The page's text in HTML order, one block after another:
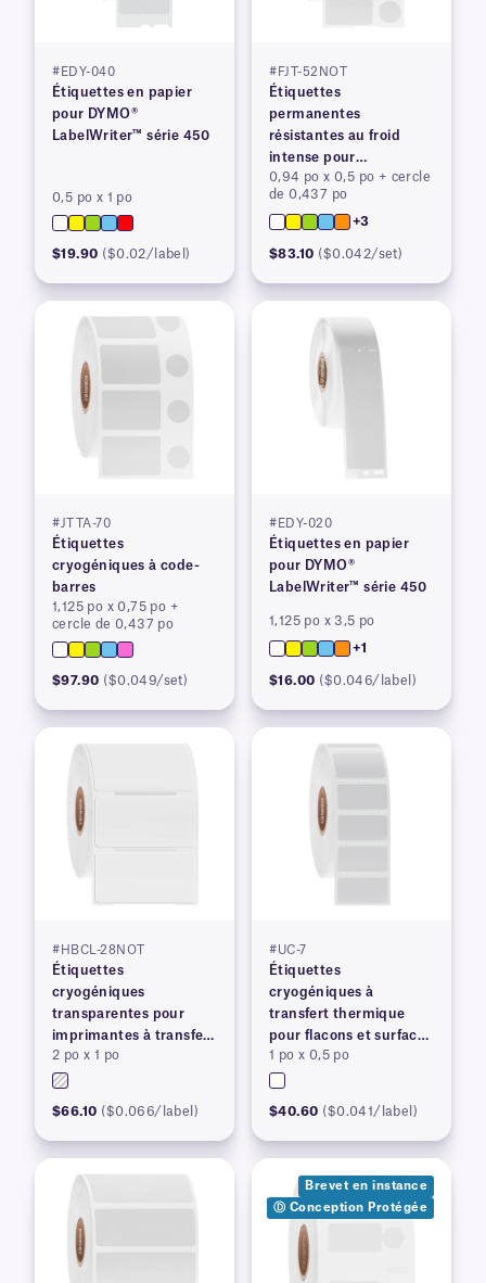
#EDY-040
Étiquettes en papier
pour DYMO®
LabelWriter™ série 450
0,5 po x 1 po
$19.90 ($0.02/label)
#FJT-52NOT
Étiquettes
permanentes
résistantes au froid
intense pour
imprimantes à transfert
thermique
0,94 po x 0,5 po + cercle
de 0,437 po
+3
$83.10 ($0.042/set)
#JTTA-70
Étiquettes
cryogéniques à code-
barres
1,125 po x 0,75 po +
cercle de 0,437 po
$97.90 ($0.049/set)
#EDY-020
Étiquettes en papier
pour DYMO®
LabelWriter™ série 450
1,125 po x 3,5 po
+1
$16.00 ($0.046/label)
#HBCL-28NOT
Étiquettes
cryogéniques
transparentes pour
imprimantes à transfert
thermique
2 po x 1 po
$66.10 ($0.066/label)
#UC-7
Étiquettes
cryogéniques à
transfert thermique
pour flacons et surfaces
congelés
1 po x 0,5 po
$40.60 ($0.041/label)
Brevet en instance
Ⓓ Conception Protégée